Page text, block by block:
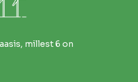
millest 6 on